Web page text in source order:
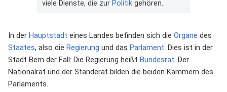
viele Dienste, die zur Politikgehören.
In der Hauptstadt eines Landes befinden sich die Organe des
Staates, also die Regierung und das Parlament . Dies ist in der
Stadt Bern der Fall: Die Regierung heißt Bundesrat . Der
Nationalrat und der Ständerat bilden die beiden Kammern des
Parlaments.